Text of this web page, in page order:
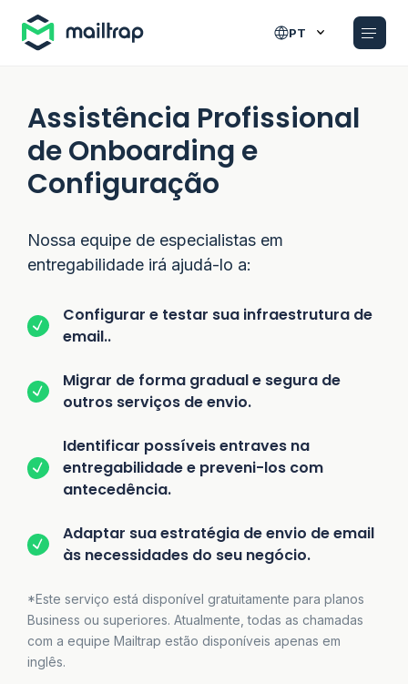
PT
Assistência Profissional
de Onboarding e
Configuração
Nossa equipe de especialistas em
entregabilidade irá ajudá-lo a:
Configurar e testar sua infraestrutura de
email..
Migrar de forma gradual e segura de
outros serviços de envio.
Identificar possíveis entraves na
entregabilidade e preveni-los com
antecedência.
Adaptar sua estratégia de envio de email
às necessidades do seu negócio.
*Este serviço está disponível gratuitamente para planos
Business ou superiores. Atualmente, todas as chamadas
com a equipe Mailtrap estão disponíveis apenas em
inglês.